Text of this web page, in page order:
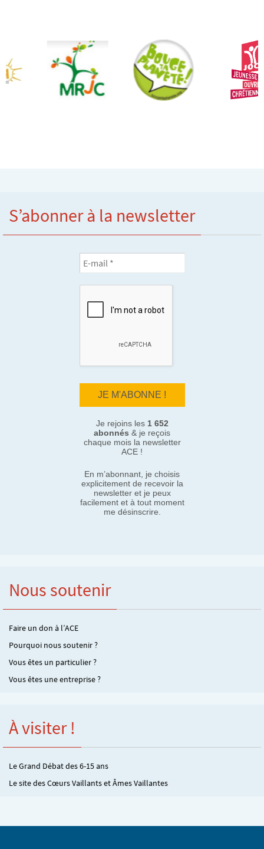
S’abonner à la newsletter
Je rejoins les 1 652
abonnés & je reçois
chaque mois la newsletter
ACE !
En m’abonnant, je choisis
explicitement de recevoir la
newsletter et je peux
facilement et à tout moment
me désinscrire.
Nous soutenir
Faire un don à l’ACE
Pourquoi nous soutenir ?
Vous êtes un particulier ?
Vous êtes une entreprise ?
À visiter !
Le Grand Débat des 6-15 ans
Le site des Cœurs Vaillants et Âmes Vaillantes